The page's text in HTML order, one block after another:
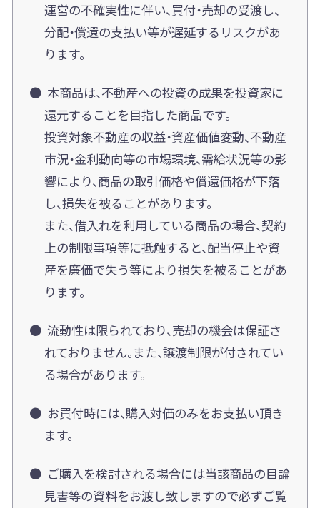
運営の不確実性に伴い、買付・売却の受渡し、
分配・償還の支払い等が遅延するリスクがあ
ります。
本商品は、不動産への投資の成果を投資家に
還元することを目指した商品です。
投資対象不動産の収益・資産価値変動、不動産
市況・金利動向等の市場環境、需給状況等の影
響により、商品の取引価格や償還価格が下落
し、損失を被ることがあります。
また、借入れを利用している商品の場合、契約
上の制限事項等に抵触すると、配当停止や資
産を廉価で失う等により損失を被ることがあ
ります。
流動性は限られており、売却の機会は保証さ
れておりません。また、譲渡制限が付されてい
る場合があります。
お買付時には、購入対価のみをお支払い頂き
ます。
ご購入を検討される場合には当該商品の目論
見書等の資料をお渡し致しますので必ずご覧